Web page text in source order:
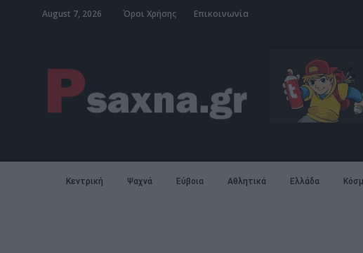
August 7, 2026 Όροι Χρήσης Επικοινωνία
Κεντρική Ψαχνά Εύβοια Αθλητικά Ελλάδα